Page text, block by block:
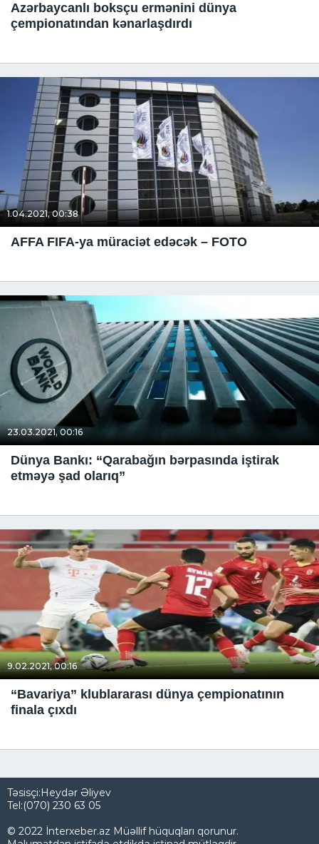
Azərbaycanlı boksçu ermənini dünya
çempionatından kənarlaşdırdı
1.04.2021, 00:38
AFFA FIFA-ya müraciət edəcək – FOTO
23.03.2021, 00:16
Dünya Bankı: “Qarabağın bərpasında iştirak
etməyə şad olarıq”
9.02.2021, 00:16
“Bavariya” klublararası dünya çempionatının
finala çıxdı
Təsisçi:Heydər Əliyev
Tel:(070) 230 63 05
© 2022 İnterxeber.az Müəllif hüquqları qorunur.